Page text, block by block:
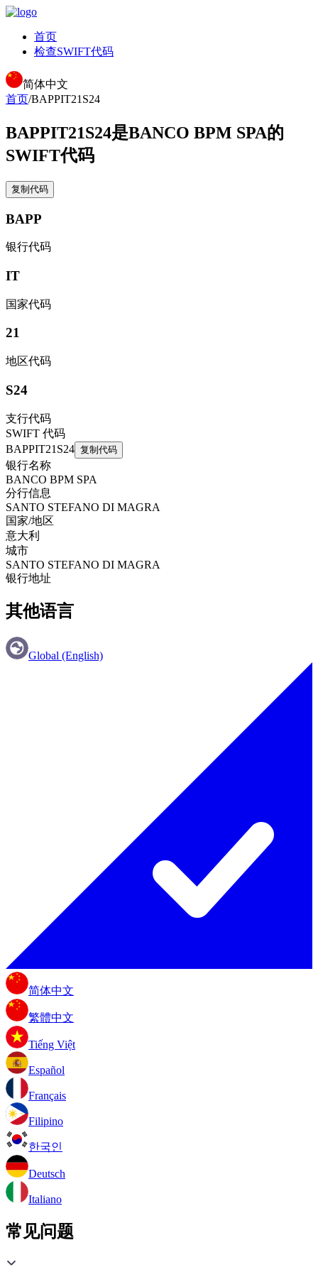
首页
检查SWIFT代码
简体中文
首页/BAPPIT21S24
BAPPIT21S24是BANCO BPM SPA的
SWIFT代码
复制代码
BAPP
银行代码
IT
国家代码
21
地区代码
S24
支行代码
SWIFT 代码
BAPPIT21S24 复制代码
银行名称
BANCO BPM SPA
分行信息
SANTO STEFANO DI MAGRA
国家/地区
意大利
城市
SANTO STEFANO DI MAGRA
银行地址
其他语言
Global (English)
简体中文
繁體中文
Tiếng Việt
Español
Français
Filipino
한국인
Deutsch
Italiano
常见问题